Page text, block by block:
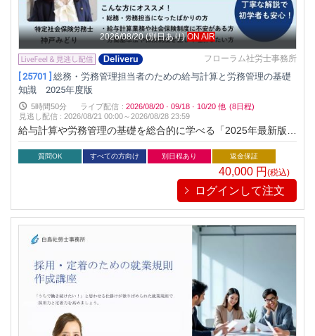
2026/08/20 (別日あり) ON AIR
フローラム社労士事務所
[ 25701 ] 総務・労務管理担当者のための給与計算と労務管理の基礎
知識 2025年度版
5時間50分 ライブ配信 : 2026/08/20 · 09/18 · 10/20 他 (8日程)
見逃し配信 :2026/08/21 00:00～2026/08/28 23:59
給与計算や労務管理の基礎を総合的に学べる「2025年最新版」
セミナー。ミスを防ぎ、担当者としての自信を高めたい方に最
適な内容です。法改正や実務対応もカバーし、実務にすぐ活か
質問OK すべての方向け 別日程あり 返金保証
40,000 円 (税込)
ログインして注文